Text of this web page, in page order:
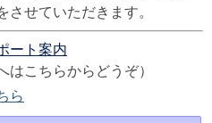
させていただきます。
ート案内
はこちらからどうぞ）
ら